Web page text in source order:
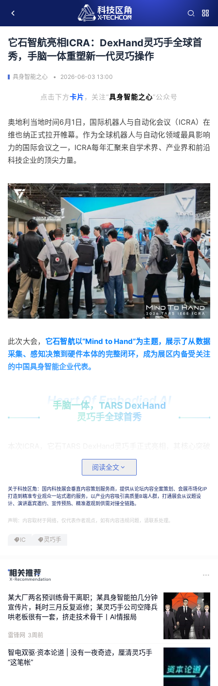
它石智航亮相ICRA：DexHand灵巧手全球首
秀，手脑一体重塑新一代灵巧操作
具身智能之心 2026-06-03 13:00
点击下方卡片，关注“具身智能之心”公众号
奥地利当地时间6月1日，国际机器人与自动化会议（ICRA）在
维也纳正式拉开帷幕。作为全球机器人与自动化领域最具影响
力的国际会议之一，ICRA每年汇聚来自学术界、产业界和前沿
科技企业的顶尖力量。
此次大会， 它石智航以“Mind to Hand”为主题，展示了从数据
采集、感知决策到硬件本体的完整闭环，成为展区内备受关注
的中国具身智能企业代表。
Heart Of Embodied AI
手脑一体，TARS DexHand
灵巧手全球首秀
不止于单点的硬件性能，而在于把硬件、数据与模型能力同步
共同构成了一套全新的“手脑一体”系统。
硬件层面，DexHand灵巧手采用21自由度准直驱方案，1:1复刻
人手骨骼构型与关节分布，使得其在关节协同及高精度动作组
合中拥有比肩人手的能力，并兼顾了动作柔顺性、高精度和生
阅读全文
关于科技区角：国内科技展会垂直内容策划服务商，提供从论坛内容全案策划、会展市场化IP
打造到精准专业观众一站式邀约服务，以产业内容吸引高质量B端人群，打通展会从议题设
计、演讲嘉宾邀约、宣传预热、精准邀观到供需对接全链路。
声明：内容取材于网络，仅代表作者观点，如有内容违规问题，请联系处理。
IC 灵巧手
某大厂两名预训练骨干离职；某具身智能拍几分钟
宣传片，耗时三月反复返修；某灵巧手公司空降兵
哄老板很有一套，挤走技术骨干丨AI情报局
雷锋网 3周前
智电双驱·资本论道 | 没有一夜奇迹，厘清灵巧手
“这笔帐”